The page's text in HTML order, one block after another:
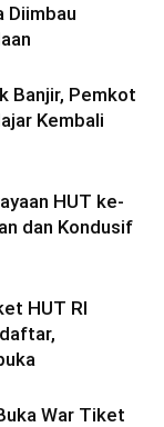
Diimbau
Banjir, Pemkot
Kembali
HUT ke-
dan Kondusif
HUT RI
War Tiket